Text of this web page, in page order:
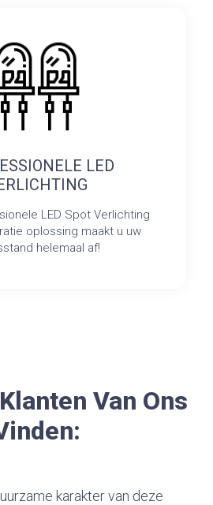
LED
LED Spot Verlichting
oplossing maakt u uw
helemaal af!
Van Ons
karakter van deze